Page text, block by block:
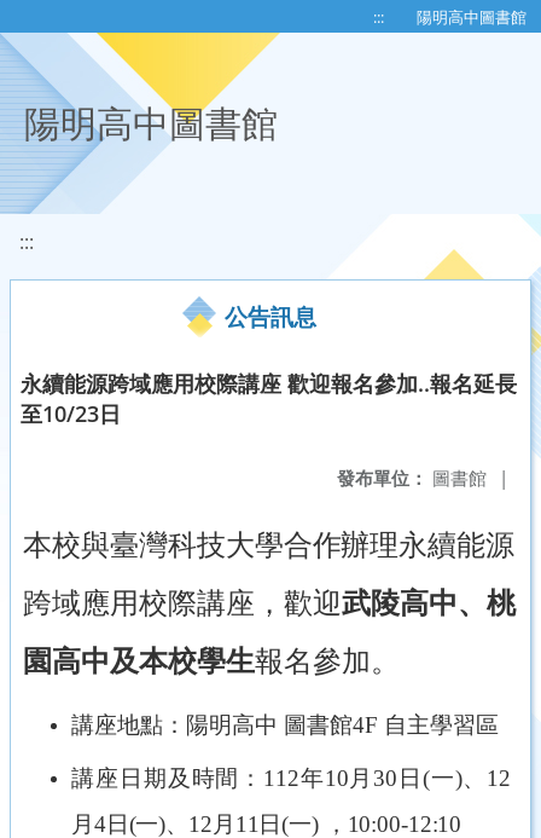
::: 陽明高中圖書館
陽明高中圖書館
:::
公告訊息
永續能源跨域應用校際講座 歡迎報名參加..報名延長
至10/23日
發布單位： 圖書館 |
本校與臺灣科技大學合作辦理永續能源
跨域應用校際講座， 歡迎武陵高中、桃
園高中及本校學生報名參加。
講座地點：陽明高中 圖書館4F 自主學習區
講座日 期及時間 ： 112年10月30日(一)、12
月4日(一)、12月11日(一) ，10:00-12:10